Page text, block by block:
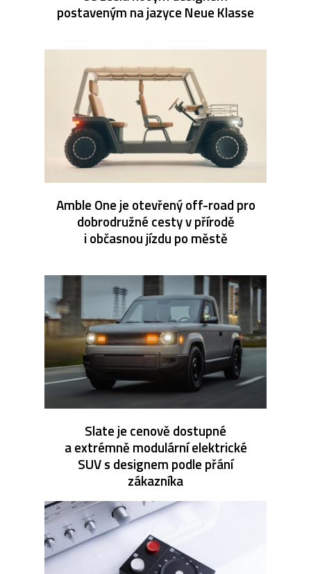
postaveným na jazyce Neue Klasse
Amble One je otevřený off-road pro
dobrodružné cesty v přírodě
i občasnou jízdu po městě
Slate je cenově dostupné
a extrémně modulární elektrické
SUV s designem podle přání
zákazníka